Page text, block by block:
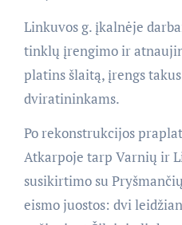
Linkuvos g. įkalnėje
tinklų įrengimo ir
platins šlaitą, įrengs
dviratininkams.
Po rekonstrukcijos
Atkarpoje tarp Varnių ir
susikirtimo su
eismo juostos: dvi